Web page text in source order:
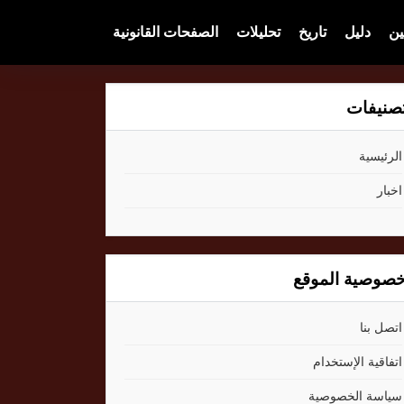
دليل تاريخ تحليلات الصفحات القانونية
الرئيسية
اخبار
الموقع
اتصل بنا
اتفاقية الإستخدام
سياسة الخصوصية